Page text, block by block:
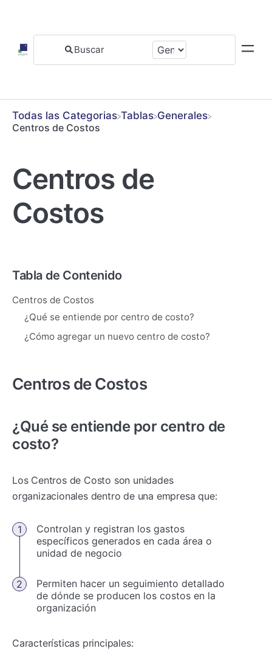
Todas las Categorias ​Tablas ​Generales
Centros de Costos
Centros de
Costos
Tabla de Contenido
Centros de Costos
¿Qué se entiende por centro de costo?
¿Cómo agregar un nuevo centro de costo?
Centros de Costos
¿Qué se entiende por centro de
costo?
Los Centros de Costo son unidades
organizacionales dentro de una empresa que:
Controlan y registran los gastos
específicos generados en cada área o
unidad de negocio
Permiten hacer un seguimiento detallado
de dónde se producen los costos en la
organización
Características principales: